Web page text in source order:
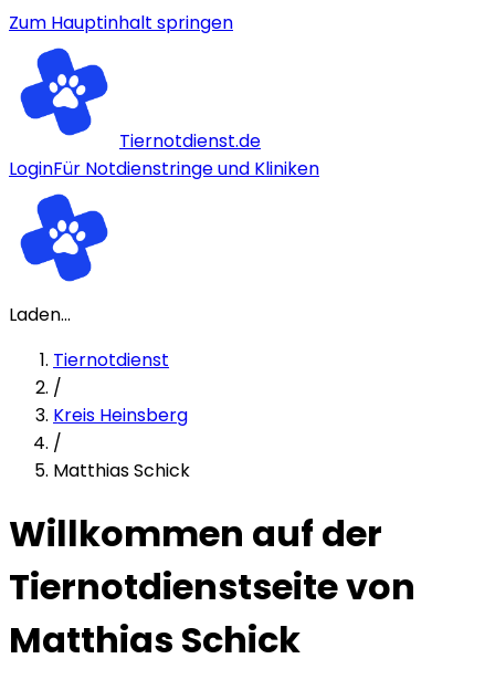
Zum Hauptinhalt springen
Tiernotdienst.de
LoginFür Notdienstringe und Kliniken
Laden...
Tiernotdienst
/
Kreis Heinsberg
/
Matthias Schick
Willkommen auf der
Tiernotdienstseite von
Matthias Schick